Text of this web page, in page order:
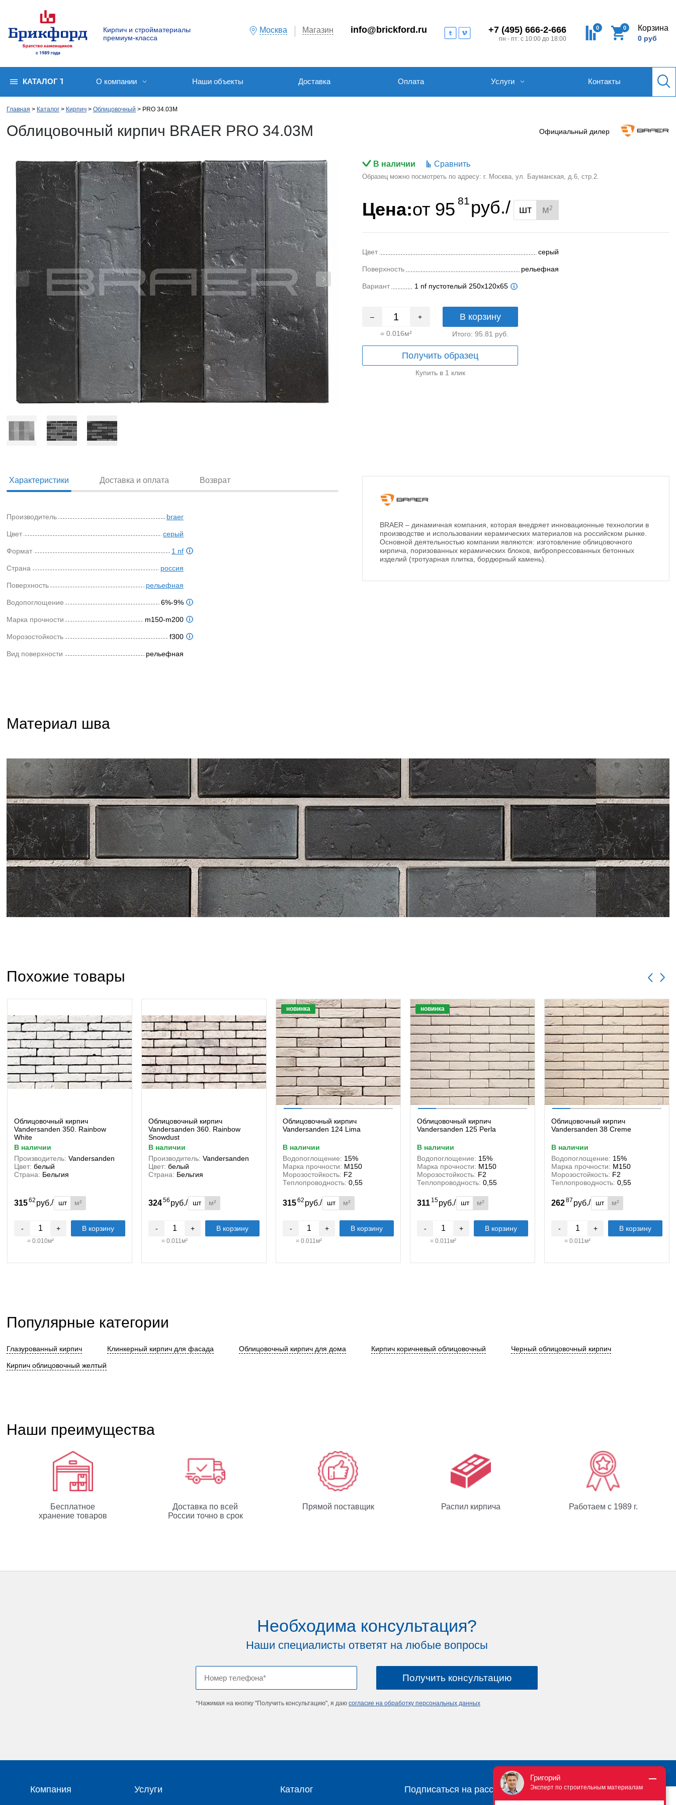
Кирпич и стройматериалы
премиум-класса
Москва Магазин info@brickford.ru +7 (495) 666-2-666
пн - пт: с 10:00 до 18:00
0 0 Корзина
0 руб
КАТАЛОГ ТОВАРОВО компании Наши объекты Доставка Оплата Услуги Контакты
Главная Каталог Кирпич Облицовочный PRO 34.03М
Облицовочный кирпич BRAER PRO 34.03М Официальный дилер
В наличии Сравнить
Образец можно посмотреть по адресу: г. Москва, ул. Бауманская, д.6, стр.2.
Цена:от 95 81 руб./ шт м2
Цвет серый
Поверхность рельефная
Вариант 1 nf пустотелый 250x120x65
– +
= 0.016м²
В корзину
Итого: 95.81 руб.
Получить образец
Купить в 1 клик
Характеристики Доставка и оплата Возврат
Производитель braer
Цвет серый
Формат 1 nf
Страна россия
Поверхность рельефная
Водопоглощение 6%-9%
Марка прочности m150-m200
Морозостойкость f300
Вид поверхности рельефная
BRAER – динамичная компания, которая внедряет инновационные технологии в
производстве и использовании керамических материалов на российском рынке.
Основной деятельностью компании являются: изготовление облицовочного
кирпича, поризованных керамических блоков, вибропрессованных бетонных
изделий (тротуарная плитка, бордюрный камень).
Материал шва
Похожие товары
Облицовочный кирпич
Vandersanden 350. Rainbow
White
в наличии
Производитель: Vandersanden
Цвет: белый
Страна: Бельгия
31562руб./ шт м²
- +
= 0.010м²
В корзину
Облицовочный кирпич
Vandersanden 360. Rainbow
Snowdust
в наличии
Производитель: Vandersanden
Цвет: белый
Страна: Бельгия
32456руб./ шт м²
- +
= 0.011м²
В корзину
новинка
Облицовочный кирпич
Vandersanden 124 Lima
в наличии
Водопоглощение: 15%
Марка прочности: М150
Морозостойкость: F2
Теплопроводность: 0,55
31562руб./ шт м²
- +
= 0.011м²
В корзину
новинка
Облицовочный кирпич
Vandersanden 125 Perla
в наличии
Водопоглощение: 15%
Марка прочности: М150
Морозостойкость: F2
Теплопроводность: 0,55
311 15руб./ шт м²
- +
= 0.011м²
В корзину
Облицовочный кирпич
Vandersanden 38 Creme
в наличии
Водопоглощение: 15%
Марка прочности: М150
Морозостойкость: F2
Теплопроводность: 0,55
26287руб./ шт м²
- +
= 0.011м²
В корзину
Популярные категории
Глазурованный кирпич Клинкерный кирпич для фасада Облицовочный кирпич для дома Кирпич коричневый облицовочный Черный облицовочный кирпич
Кирпич облицовочный желтый
Наши преимущества
Бесплатное
хранение товаров
Доставка по всей
России точно в срок
Прямой поставщик Распил кирпича Работаем с 1989 г.
Необходима консультация?
Наши специалисты ответят на любые вопросы
*Нажимая на кнопку "Получить консультацию", я даю согласие на обработку персональных данных
Компания Услуги Каталог Подписаться на рассылку
Григорий
Эксперт по строительным материалам